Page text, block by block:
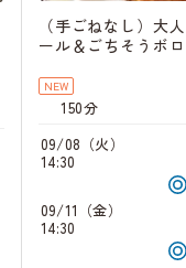
（手ごねなし）大
ール＆ごちそうボ
NEW
150分
09/08（火）
14:30
09/11（金）
14:30